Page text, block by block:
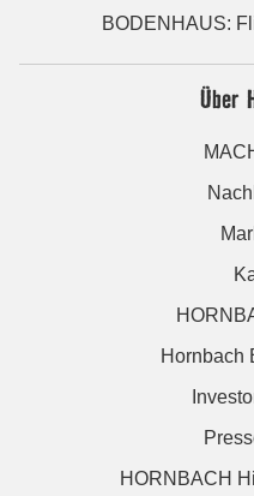
BODENHAUS:
Über
Hornbach
HORNBACH